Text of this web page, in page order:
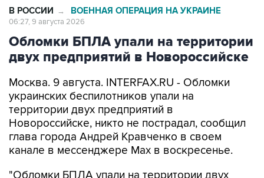
В РОССИИ → ВОЕННАЯ ОПЕРАЦИЯ НА УКРАИНЕ
06:27, 9 августа 2026
Обломки БПЛА упали на территории
двух предприятий в Новороссийске
Москва. 9 августа. INTERFAX.RU - Обломки
украинских беспилотников упали на
территории двух предприятий в
Новороссийске, никто не пострадал, сообщил
глава города Андрей Кравченко в своем
канале в мессенджере Max в воскресенье.